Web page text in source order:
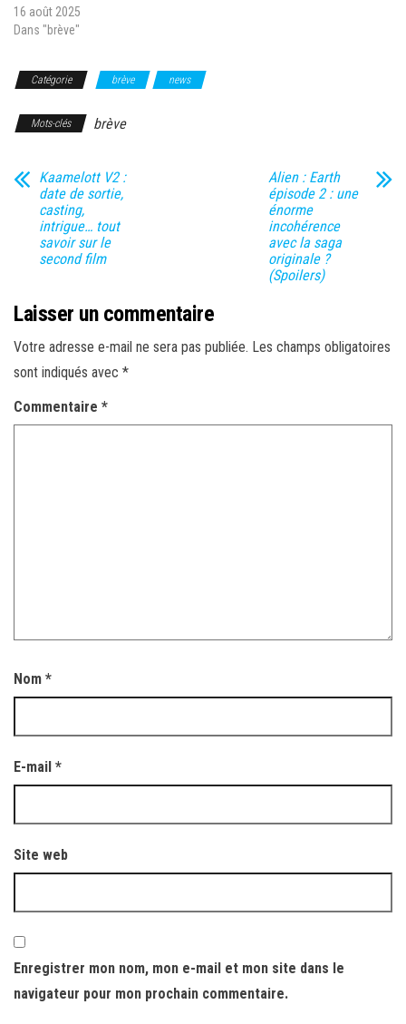
16 août 2025
Dans "brève"
Catégorie brève news
Mots-clés brève
Kaamelott V2 :
date de sortie,
casting,
intrigue… tout
savoir sur le
second film
Alien : Earth
épisode 2 : une
énorme
incohérence
avec la saga
originale ?
(Spoilers)
Laisser un commentaire
Votre adresse e-mail ne sera pas publiée. Les champs obligatoires
sont indiqués avec *
Commentaire *
Nom *
E-mail *
Site web
Enregistrer mon nom, mon e-mail et mon site dans le
navigateur pour mon prochain commentaire.